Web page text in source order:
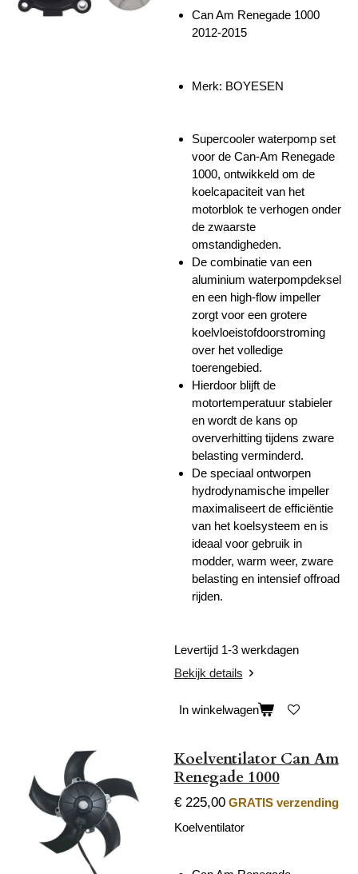
Can Am Renegade 1000
2012-2015
Merk: BOYESEN
Supercooler waterpomp set
voor de Can-Am Renegade
1000, ontwikkeld om de
koelcapaciteit van het
motorblok te verhogen onder
de zwaarste
omstandigheden.
De combinatie van een
aluminium waterpompdeksel
en een high-flow impeller
zorgt voor een grotere
koelvloeistofdoorstroming
over het volledige
toerengebied.
Hierdoor blijft de
motortemperatuur stabieler
en wordt de kans op
oververhitting tijdens zware
belasting verminderd.
De speciaal ontworpen
hydrodynamische impeller
maximaliseert de efficiëntie
van het koelsysteem en is
ideaal voor gebruik in
modder, warm weer, zware
belasting en intensief offroad
rijden.
Levertijd 1-3 werkdagen
Bekijk details
In winkelwagen
Koelventilator Can Am
Renegade 1000
€ 225,00 GRATIS verzending
Koelventilator